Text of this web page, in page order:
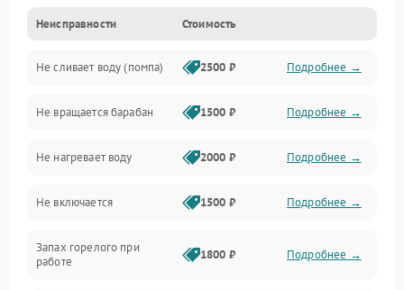
Электропитание
Водоснабжение
Слив
Программное обеспечение
Неисправности Стоимость
Не сливает воду (помпа) 2500 ₽ Подробнее →
Не вращается барабан 1500 ₽ Подробнее →
Не нагревает воду 2000 ₽ Подробнее →
Не включается 1500 ₽ Подробнее →
Запах горелого при
работе
1800 ₽ Подробнее →